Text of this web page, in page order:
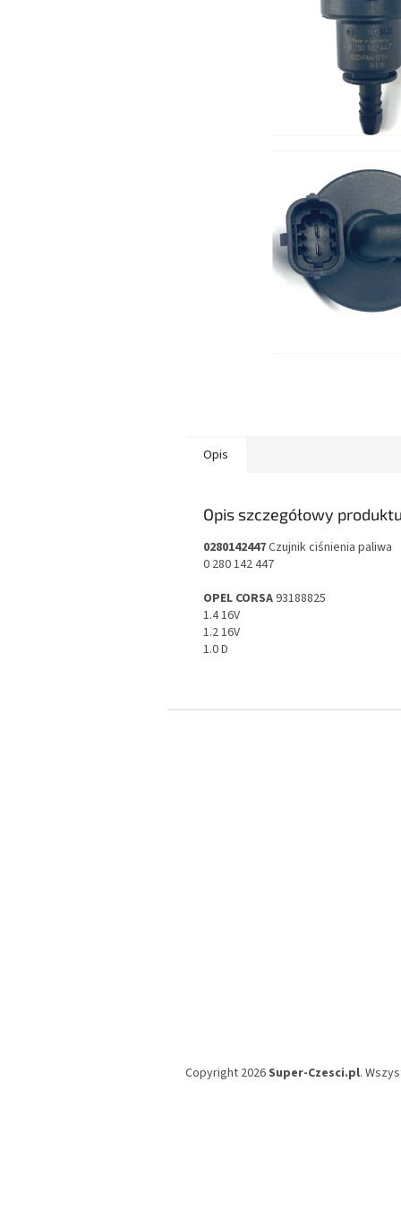
Opis
Opis szczegółowy
0280142447Czujnik ciśnienia paliwa
0 280 142 447
OPEL CORSA93188825
1.4 16V
1.2 16V
1.0 D
Copyright 2026Super-Czesci.pl.